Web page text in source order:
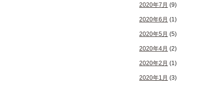
2020年7月 (9)
2020年6月 (1)
2020年5月 (5)
2020年4月 (2)
2020年2月 (1)
2020年1月 (3)